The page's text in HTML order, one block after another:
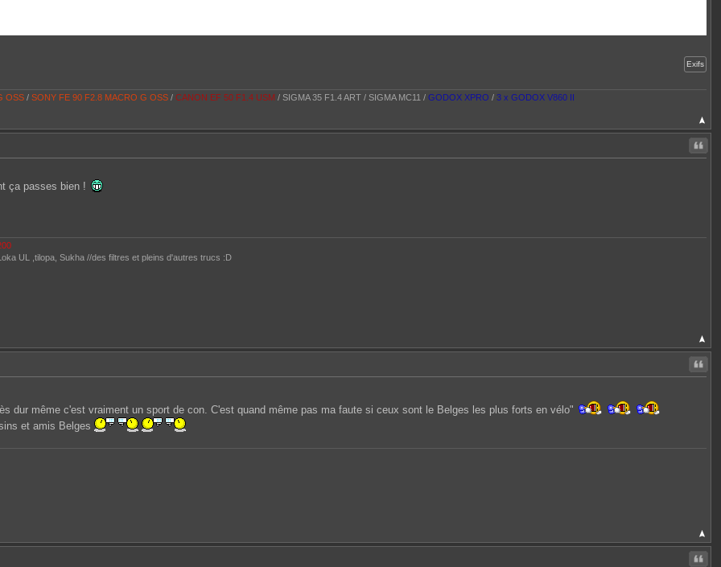
Exifs
OSS / SONY FE 90 F2.8 MACRO G OSS / CANON EF 50 F1.4 USM / SIGMA 35 F1.4 ART / SIGMA MC11 / GODOX XPRO / 3 x GODOX V860 II
Citer
ça passes bien !
UL ,tilopa, Sukha //des filtres et pleins d'autres trucs :D
Citer
dur même c'est vraiment un sport de con. C'est quand même pas ma faute si ceux sont le Belges les plus forts en vélo"
et amis Belges
Citer